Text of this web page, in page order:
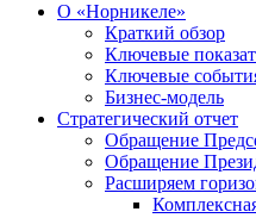
О «Норникеле»
Краткий обзор
Ключевые
Ключевые
Бизнес-модель
Стратегический отчет
Обращение
Обращение
Расширяем